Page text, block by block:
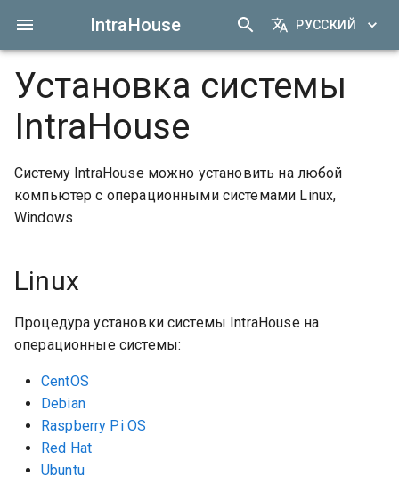
IntraHouse РУССКИЙ
Установка системы
IntraHouse
Систему IntraHouse можно установить на любой
компьютер с операционными системами Linux,
Windows
Linux
Процедура установки системы IntraHouse на
операционные системы:
CentOS
Debian
Raspberry Pi OS
Red Hat
Ubuntu